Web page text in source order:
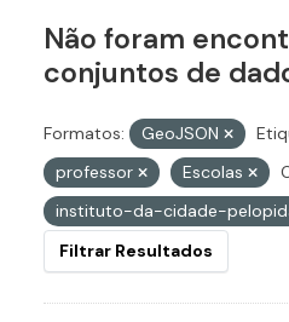
Não foram
conjuntos de
Formatos: GeoJSON
professor
Escolas
instituto-da-cidade-
Filtrar Resultados